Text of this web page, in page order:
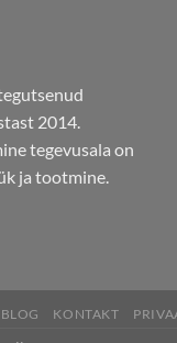
2014.
tegevusala on
ja tootmine.
BLOG KONTAKT